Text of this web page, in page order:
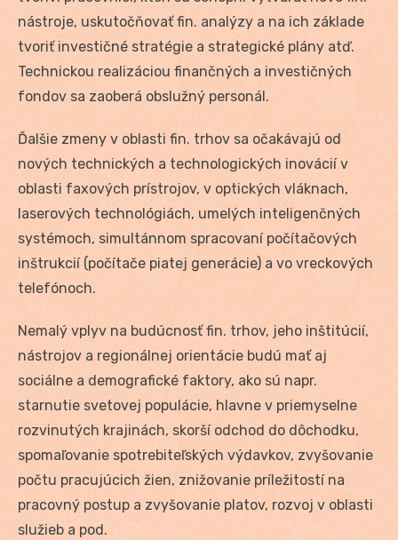
nástroje, uskutočňovať fin. analýzy a na ich základe
tvoriť investičné stratégie a strategické plány atď.
Technickou realizáciou finančných a investičných
fondov sa zaoberá obslužný personál.
Ďalšie zmeny v oblasti fin. trhov sa očakávajú od
nových technických a technologických inovácií v
oblasti faxových prístrojov, v optických vláknach,
laserových technológiách, umelých inteligenčných
systémoch, simultánnom spracovaní počítačových
inštrukcií (počítače piatej generácie) a vo vreckových
telefónoch.
Nemalý vplyv na budúcnosť fin. trhov, jeho inštitúcií,
nástrojov a regionálnej orientácie budú mať aj
sociálne a demografické faktory, ako sú napr.
starnutie svetovej populácie, hlavne v priemyselne
rozvinutých krajinách, skorší odchod do dôchodku,
spomaľovanie spotrebiteľských výdavkov, zvyšovanie
počtu pracujúcich žien, znižovanie príležitostí na
pracovný postup a zvyšovanie platov, rozvoj v oblasti
služieb a pod.